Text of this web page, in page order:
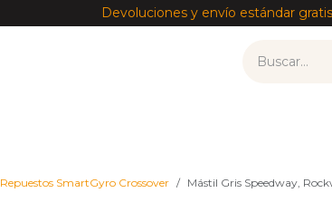
Devoluciones y envío estándar gratis
Repuestos SmartGyro Crossover Mástil Gris Speedway,